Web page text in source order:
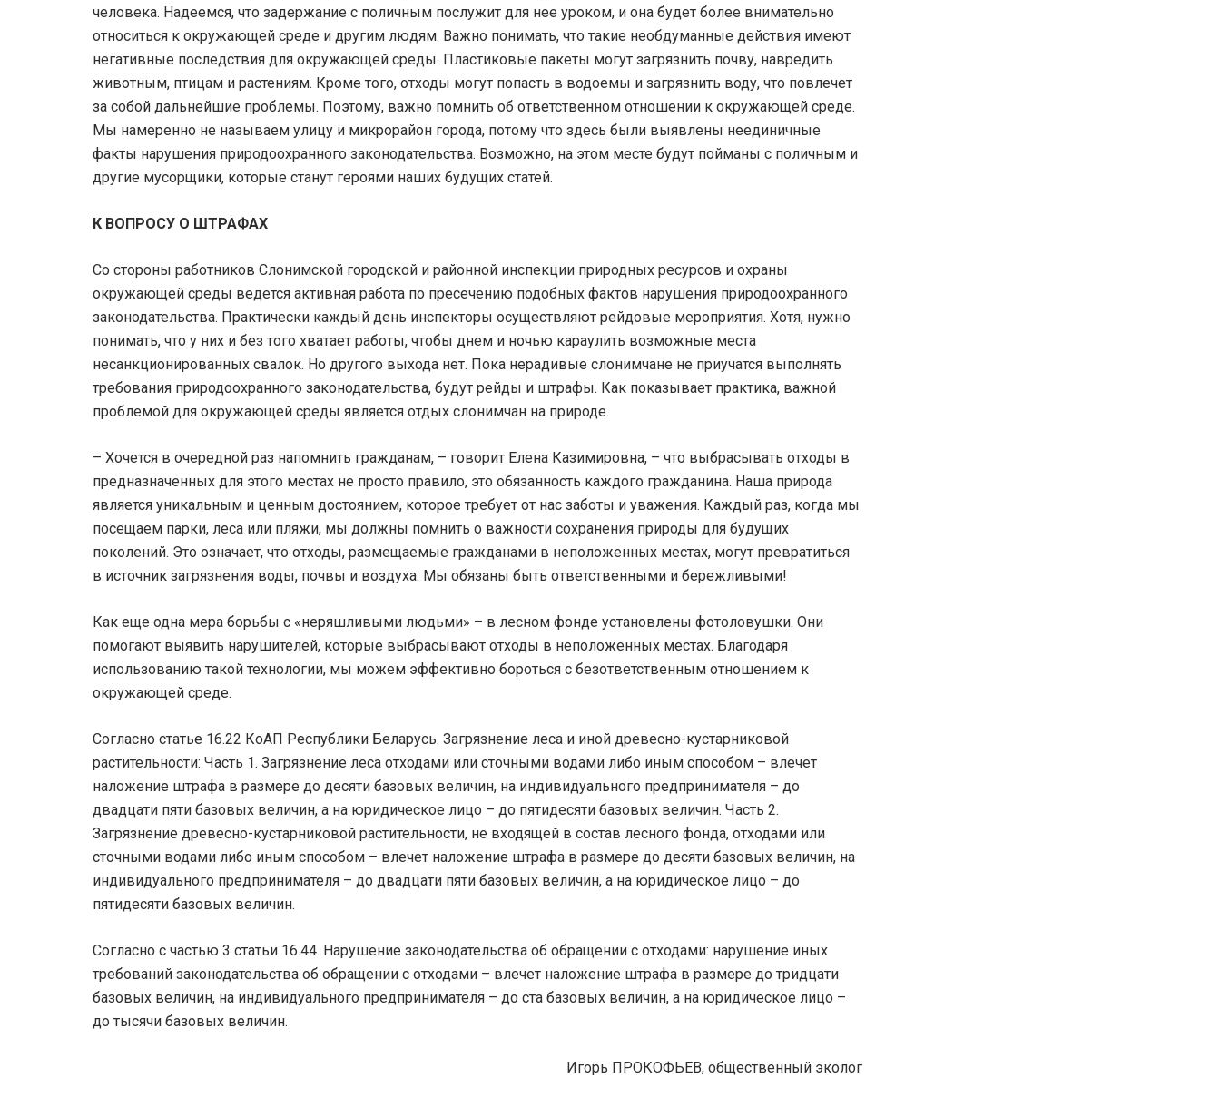
человека. Надеемся, что задержание с поличным послужит для нее уроком, и она будет более внимательно
относиться к окружающей среде и другим людям. Важно понимать, что такие необдуманные действия имеют
негативные последствия для окружающей среды. Пластиковые пакеты могут загрязнить почву, навредить
животным, птицам и растениям. Кроме того, отходы могут попасть в водоемы и загрязнить воду, что повлечет
за собой дальнейшие проблемы. Поэтому, важно помнить об ответственном отношении к окружающей среде.
Мы намеренно не называем улицу и микрорайон города, потому что здесь были выявлены неединичные
факты нарушения природоохранного законодательства. Возможно, на этом месте будут пойманы с поличным и
другие мусорщики, которые станут героями наших будущих статей.
К ВОПРОСУ О ШТРАФАХ
Со стороны работников Слонимской городской и районной инспекции природных ресурсов и охраны
окружающей среды ведется активная работа по пресечению подобных фактов нарушения природоохранного
законодательства. Практически каждый день инспекторы осуществляют рейдовые мероприятия. Хотя, нужно
понимать, что у них и без того хватает работы, чтобы днем и ночью караулить возможные места
несанкционированных свалок. Но другого выхода нет. Пока нерадивые слонимчане не приучатся выполнять
требования природоохранного законодательства, будут рейды и штрафы. Как показывает практика, важной
проблемой для окружающей среды является отдых слонимчан на природе.
– Хочется в очередной раз напомнить гражданам, – говорит Елена Казимировна, – что выбрасывать отходы в
предназначенных для этого местах не просто правило, это обязанность каждого гражданина. Наша природа
является уникальным и ценным достоянием, которое требует от нас заботы и уважения. Каждый раз, когда мы
посещаем парки, леса или пляжи, мы должны помнить о важности сохранения природы для будущих
поколений. Это означает, что отходы, размещаемые гражданами в неположенных местах, могут превратиться
в источник загрязнения воды, почвы и воздуха. Мы обязаны быть ответственными и бережливыми!
Как еще одна мера борьбы с «неряшливыми людьми» – в лесном фонде установлены фотоловушки. Они
помогают выявить нарушителей, которые выбрасывают отходы в неположенных местах. Благодаря
использованию такой технологии, мы можем эффективно бороться с безответственным отношением к
окружающей среде.
Согласно статье 16.22 КоАП Республики Беларусь. Загрязнение леса и иной древесно-кустарниковой
растительности: Часть 1. Загрязнение леса отходами или сточными водами либо иным способом – влечет
наложение штрафа в размере до десяти базовых величин, на индивидуального предпринимателя – до
двадцати пяти базовых величин, а на юридическое лицо – до пятидесяти базовых величин. Часть 2.
Загрязнение древесно-кустарниковой растительности, не входящей в состав лесного фонда, отходами или
сточными водами либо иным способом – влечет наложение штрафа в размере до десяти базовых величин, на
индивидуального предпринимателя – до двадцати пяти базовых величин, а на юридическое лицо – до
пятидесяти базовых величин.
Согласно с частью 3 статьи 16.44. Нарушение законодательства об обращении с отходами: нарушение иных
требований законодательства об обращении с отходами – влечет наложение штрафа в размере до тридцати
базовых величин, на индивидуального предпринимателя – до ста базовых величин, а на юридическое лицо –
до тысячи базовых величин.
Игорь ПРОКОФЬЕВ, общественный эколог